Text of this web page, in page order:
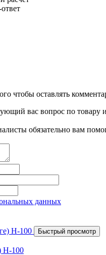
чтобы оставлять
вас вопрос по товару
обязательно вам
данных
Быстрый просмотр
Н-100